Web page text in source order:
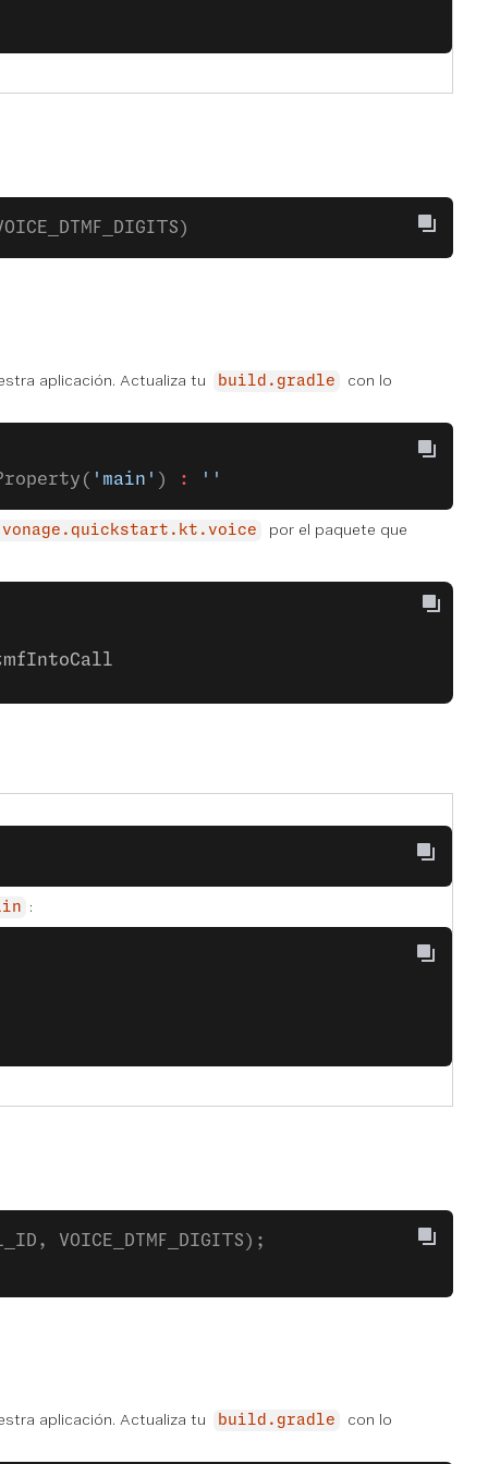
aplicación. Actualiza tu build.gradle
con lo
'main' ) : ''
por el paquete que
:
VOICE_DTMF_DIGITS);
aplicación. Actualiza tu build.gradle
con lo